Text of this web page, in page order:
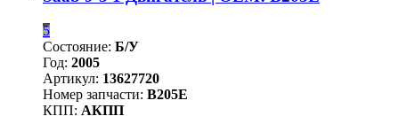
5
Состояние: Б/У
Год: 2005
Артикул: 13627720
Номер запчасти: B205E
КПП: АКПП